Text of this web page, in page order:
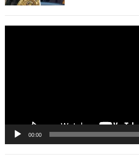
00:00